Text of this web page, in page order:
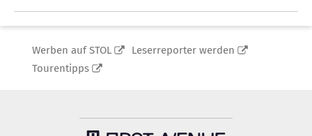
Werben auf STOL
Leserreporter werden
Tourentipps